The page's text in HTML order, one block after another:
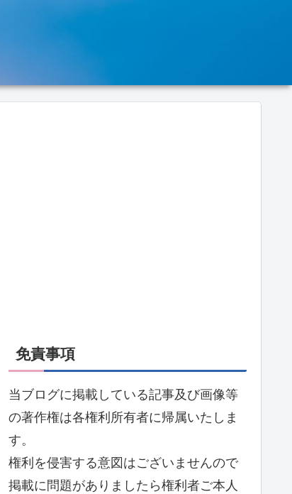
免責事項
当ブログに掲載している記事及び画像等
の著作権は各権利所有者に帰属いたしま
す。
権利を侵害する意図はございませんので
掲載に問題がありましたら権利者ご本人